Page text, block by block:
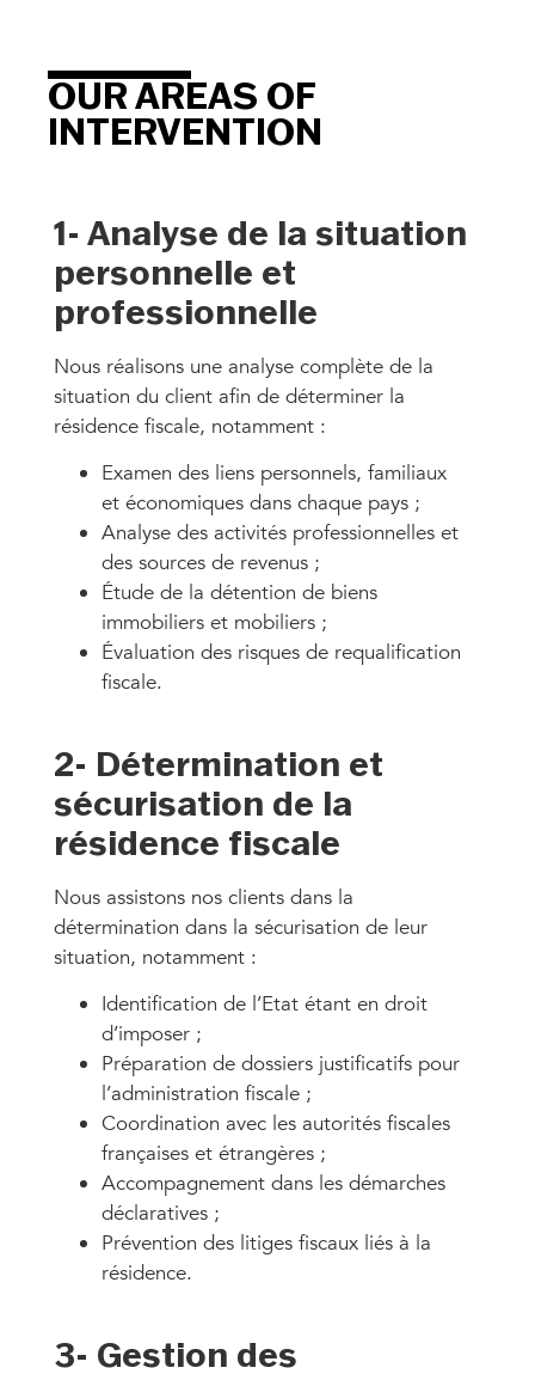
OUR AREAS OF
INTERVENTION
1- Analyse de la situation
personnelle et
professionnelle
Nous réalisons une analyse complète de la
situation du client afin de déterminer la
résidence fiscale, notamment :
Examen des liens personnels, familiaux
et économiques dans chaque pays ;
Analyse des activités professionnelles et
des sources de revenus ;
Étude de la détention de biens
immobiliers et mobiliers ;
Évaluation des risques de requalification
fiscale.
2- Détermination et
sécurisation de la
résidence fiscale
Nous assistons nos clients dans la
détermination dans la sécurisation de leur
situation, notamment :
Identification de l’Etat étant en droit
d’imposer ;
Préparation de dossiers justificatifs pour
l’administration fiscale ;
Coordination avec les autorités fiscales
françaises et étrangères ;
Accompagnement dans les démarches
déclaratives ;
Prévention des litiges fiscaux liés à la
résidence.
3- Gestion des